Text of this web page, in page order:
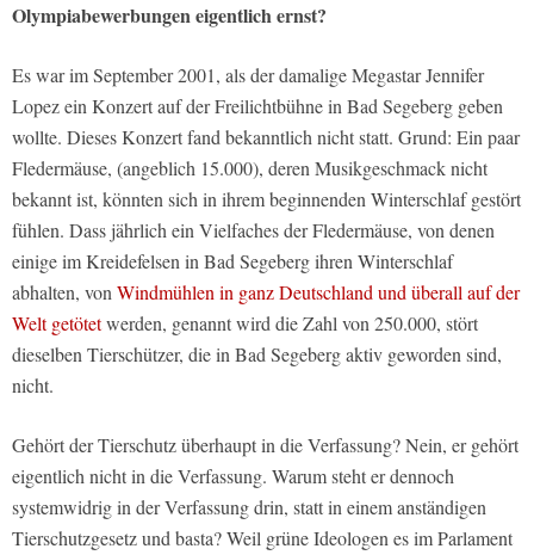
Olympiabewerbungen eigentlich ernst?
Es war im September 2001, als der damalige Megastar Jennifer
Lopez ein Konzert auf der Freilichtbühne in Bad Segeberg geben
wollte. Dieses Konzert fand bekanntlich nicht statt. Grund: Ein paar
Fledermäuse, (angeblich 15.000), deren Musikgeschmack nicht
bekannt ist, könnten sich in ihrem beginnenden Winterschlaf gestört
fühlen. Dass jährlich ein Vielfaches der Fledermäuse, von denen
einige im Kreidefelsen in Bad Segeberg ihren Winterschlaf
abhalten, von Windmühlen in ganz Deutschland und überall auf der
Welt getötetwerden, genannt wird die Zahl von 250.000, stört
dieselben Tierschützer, die in Bad Segeberg aktiv geworden sind,
nicht.
Gehört der Tierschutz überhaupt in die Verfassung? Nein, er gehört
eigentlich nicht in die Verfassung. Warum steht er dennoch
systemwidrig in der Verfassung drin, statt in einem anständigen
Tierschutzgesetz und basta? Weil grüne Ideologen es im Parlament